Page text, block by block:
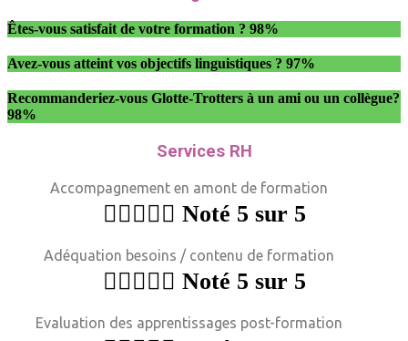
Êtes-vous satisfait de votre formation ? 98%
Avez-vous atteint vos objectifs linguistiques ? 97%
Recommanderiez-vous Glotte-Trotters à un ami ou un collègue?
98%
Services RH
Accompagnement en amont de formation
 Noté 5 sur 5
Adéquation besoins / contenu de formation
 Noté 5 sur 5
Evaluation des apprentissages post-formation